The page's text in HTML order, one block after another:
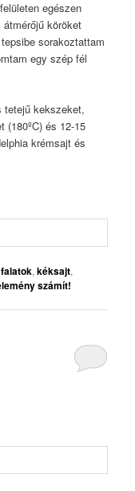
egészen
köröket
sorakoztattam
egy szép fél
tetejű kekszeket,
(180ºC) és 12-15
krémsajt és
falatok,kéksajt,
számít!